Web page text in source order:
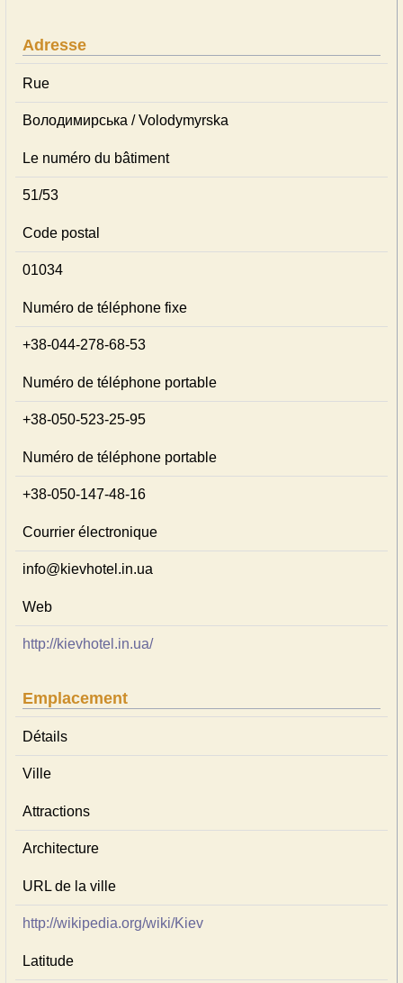
Adresse
Rue
Володимирська / Volodymyrska
Le numéro du bâtiment
51/53
Code postal
01034
Numéro de téléphone fixe
+38-044-278-68-53
Numéro de téléphone portable
+38-050-523-25-95
Numéro de téléphone portable
+38-050-147-48-16
Courrier électronique
info@kievhotel.in.ua
Web
http://kievhotel.in.ua/
Emplacement
Détails
Ville
Attractions
Architecture
URL de la ville
http://wikipedia.org/wiki/Kiev
Latitude